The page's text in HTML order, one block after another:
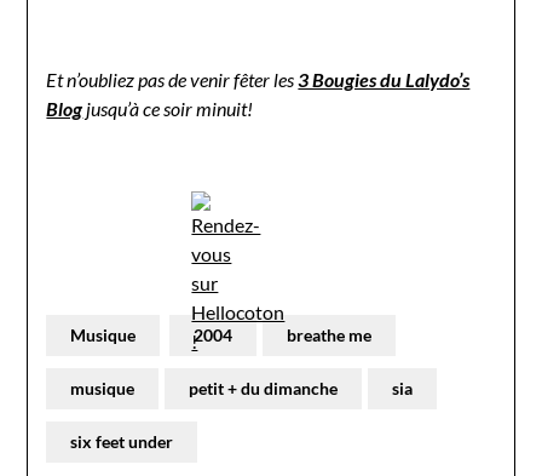
Et n’oubliez pas de venir fêter les3 Bougies du Lalydo’s
Blog jusqu’à ce soir minuit!
Musique 2004 breathe me
musique petit + du dimanche sia
six feet under